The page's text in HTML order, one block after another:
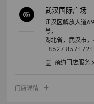
武汉国际广场
江汉区解放大道
号，
湖北省， 武汉市，
+8627
预约门店服务
门店详情